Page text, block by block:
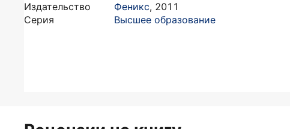
Издательство
Феникс, 2011
Серия
Высшее образование